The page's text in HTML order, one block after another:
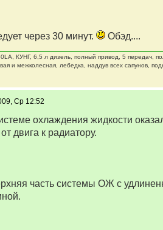
через 30 минут. Обэд....
КУНГ, 6,5 л дизель, полный привод, 5 передач,
и межколесная, лебедка, наддув всех сапунов,
Ср 12:52
охлаждения жидкости
двига к радиатору.
часть системы ОЖ с